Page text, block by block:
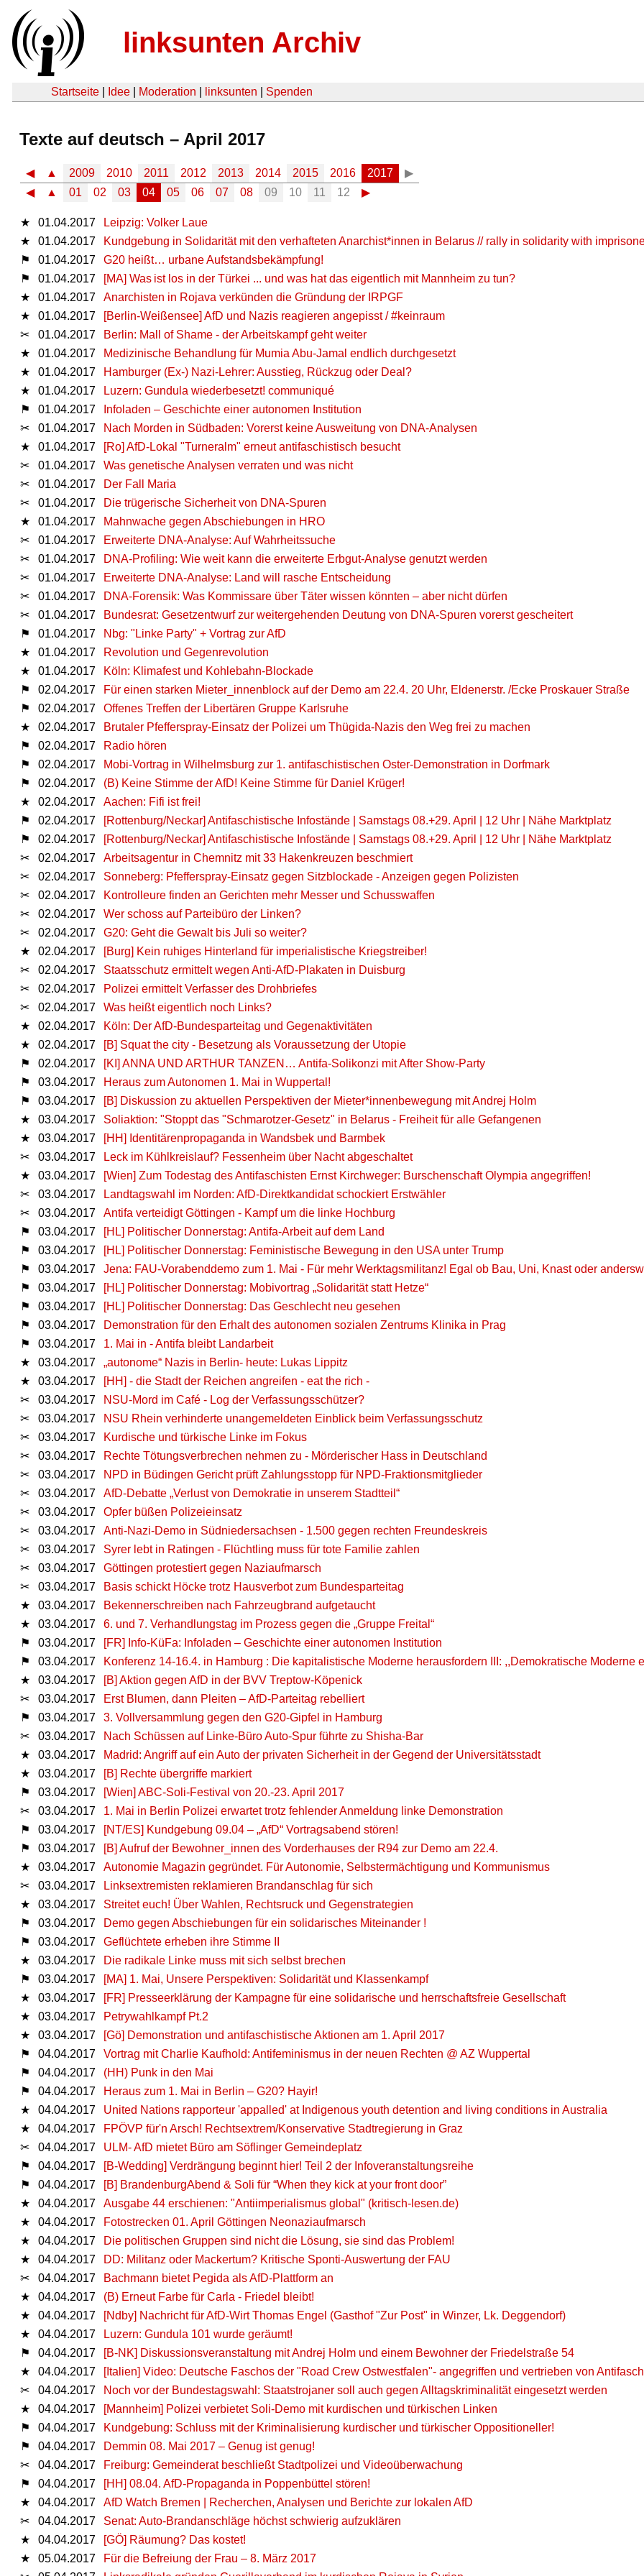
linksunten Archiv
Startseite Idee Moderation linksunten Spenden
Texte auf deutsch – April 2017
◀ ▲ 2009 2010 2011 2012 2013 2014 2015 2016 2017
▶
◀
▲ 01 02 03 04 05 06 07 08 09 10 11 12 ▶
★ 01.04.2017
Leipzig: Volker Laue
★
01.04.2017
Kundgebung in Solidarität mit den verhafteten Anarchist*innen in Belarus // rally in solidarity with
⚑
01.04.2017
G20 heißt… urbane Aufstandsbekämpfung!
⚑
01.04.2017
[MA] Was ist los in der Türkei ... und was hat das eigentlich mit Mannheim zu tun?
★
01.04.2017
Anarchisten in Rojava verkünden die Gründung der IRPGF
★
01.04.2017
[Berlin-Weißensee] AfD und Nazis reagieren angepisst / #keinraum
✂
01.04.2017
Berlin: Mall of Shame - der Arbeitskampf geht weiter
★
01.04.2017
Medizinische Behandlung für Mumia Abu-Jamal endlich durchgesetzt
★
01.04.2017
Hamburger (Ex-) Nazi-Lehrer: Ausstieg, Rückzug oder Deal?
★
01.04.2017
Luzern: Gundula wiederbesetzt! communiqué
⚑
01.04.2017
Infoladen – Geschichte einer autonomen Institution
✂
01.04.2017
Nach Morden in Südbaden: Vorerst keine Ausweitung von DNA-Analysen
★
01.04.2017
[Ro] AfD-Lokal "Turneralm" erneut antifaschistisch besucht
✂
01.04.2017
Was genetische Analysen verraten und was nicht
✂
01.04.2017
Der Fall Maria
✂
01.04.2017
Die trügerische Sicherheit von DNA-Spuren
★
01.04.2017
Mahnwache gegen Abschiebungen in HRO
✂
01.04.2017
Erweiterte DNA-Analyse: Auf Wahrheitssuche
✂
01.04.2017
DNA-Profiling: Wie weit kann die erweiterte Erbgut-Analyse genutzt werden
✂
01.04.2017
Erweiterte DNA-Analyse: Land will rasche Entscheidung
✂
01.04.2017
DNA-Forensik: Was Kommissare über Täter wissen könnten – aber nicht dürfen
✂
01.04.2017
Bundesrat: Gesetzentwurf zur weitergehenden Deutung von DNA-Spuren vorerst gescheitert
⚑
01.04.2017
Nbg: "Linke Party" + Vortrag zur AfD
★
01.04.2017
Revolution und Gegenrevolution
★
01.04.2017
Köln: Klimafest und Kohlebahn-Blockade
⚑
02.04.2017
Für einen starken Mieter_innenblock auf der Demo am 22.4. 20 Uhr, Eldenerstr. /Ecke Proskauer Straße
⚑
02.04.2017
Offenes Treffen der Libertären Gruppe Karlsruhe
★
02.04.2017
Brutaler Pfefferspray-Einsatz der Polizei um Thügida-Nazis den Weg frei zu machen
⚑
02.04.2017
Radio hören
⚑
02.04.2017
Mobi-Vortrag in Wilhelmsburg zur 1. antifaschistischen Oster-Demonstration in Dorfmark
⚑
02.04.2017
(B) Keine Stimme der AfD! Keine Stimme für Daniel Krüger!
★
02.04.2017
Aachen: Fifi ist frei!
⚑
02.04.2017
[Rottenburg/Neckar] Antifaschistische Infostände | Samstags 08.+29. April | 12 Uhr | Nähe Marktplatz
⚑
02.04.2017
[Rottenburg/Neckar] Antifaschistische Infostände | Samstags 08.+29. April | 12 Uhr | Nähe Marktplatz
✂
02.04.2017
Arbeitsagentur in Chemnitz mit 33 Hakenkreuzen beschmiert
✂
02.04.2017
Sonneberg: Pfefferspray-Einsatz gegen Sitzblockade - Anzeigen gegen Polizisten
✂
02.04.2017
Kontrolleure finden an Gerichten mehr Messer und Schusswaffen
✂
02.04.2017
Wer schoss auf Parteibüro der Linken?
✂
02.04.2017
G20: Geht die Gewalt bis Juli so weiter?
★
02.04.2017
[Burg] Kein ruhiges Hinterland für imperialistische Kriegstreiber!
✂
02.04.2017
Staatsschutz ermittelt wegen Anti-AfD-Plakaten in Duisburg
✂
02.04.2017
Polizei ermittelt Verfasser des Drohbriefes
✂
02.04.2017
Was heißt eigentlich noch Links?
★
02.04.2017
Köln: Der AfD-Bundesparteitag und Gegenaktivitäten
★
02.04.2017
[B] Squat the city - Besetzung als Voraussetzung der Utopie
⚑
02.04.2017
[KI] ANNA UND ARTHUR TANZEN… Antifa-Solikonzi mit After Show-Party
⚑
03.04.2017
Heraus zum Autonomen 1. Mai in Wuppertal!
⚑
03.04.2017
[B] Diskussion zu aktuellen Perspektiven der Mieter*innenbewegung mit Andrej Holm
★
03.04.2017
Soliaktion: "Stoppt das "Schmarotzer-Gesetz" in Belarus - Freiheit für alle Gefangenen
★
03.04.2017
[HH] Identitärenpropaganda in Wandsbek und Barmbek
✂
03.04.2017
Leck im Kühlkreislauf? Fessenheim über Nacht abgeschaltet
★
03.04.2017
[Wien] Zum Todestag des Antifaschisten Ernst Kirchweger: Burschenschaft Olympia angegriffen!
✂
03.04.2017
Landtagswahl im Norden: AfD-Direktkandidat schockiert Erstwähler
✂
03.04.2017
Antifa verteidigt Göttingen - Kampf um die linke Hochburg
⚑
03.04.2017
[HL] Politischer Donnerstag: Antifa-Arbeit auf dem Land
⚑
03.04.2017
[HL] Politischer Donnerstag: Feministische Bewegung in den USA unter Trump
⚑
03.04.2017
Jena: FAU-Vorabenddemo zum 1. Mai - Für mehr Werktagsmilitanz! Egal ob Bau, Uni, Knast oder
⚑
03.04.2017
[HL] Politischer Donnerstag: Mobivortrag „Solidarität statt Hetze“
⚑
03.04.2017
[HL] Politischer Donnerstag: Das Geschlecht neu gesehen
⚑
03.04.2017
Demonstration für den Erhalt des autonomen sozialen Zentrums Klinika in Prag
⚑
03.04.2017
1. Mai in - Antifa bleibt Landarbeit
★
03.04.2017
„autonome“ Nazis in Berlin- heute: Lukas Lippitz
★
03.04.2017
[HH] - die Stadt der Reichen angreifen - eat the rich -
✂
03.04.2017
NSU-Mord im Café - Log der Verfassungsschützer?
✂
03.04.2017
NSU Rhein verhinderte unangemeldeten Einblick beim Verfassungsschutz
✂
03.04.2017
Kurdische und türkische Linke im Fokus
✂
03.04.2017
Rechte Tötungsverbrechen nehmen zu - Mörderischer Hass in Deutschland
✂
03.04.2017
NPD in Büdingen Gericht prüft Zahlungsstopp für NPD-Fraktionsmitglieder
✂
03.04.2017
AfD-Debatte „Verlust von Demokratie in unserem Stadtteil“
✂
03.04.2017
Opfer büßen Polizeieinsatz
✂
03.04.2017
Anti-Nazi-Demo in Südniedersachsen - 1.500 gegen rechten Freundeskreis
✂
03.04.2017
Syrer lebt in Ratingen - Flüchtling muss für tote Familie zahlen
✂
03.04.2017
Göttingen protestiert gegen Naziaufmarsch
✂
03.04.2017
Basis schickt Höcke trotz Hausverbot zum Bundesparteitag
★
03.04.2017
Bekennerschreiben nach Fahrzeugbrand aufgetaucht
★
03.04.2017
6. und 7. Verhandlungstag im Prozess gegen die „Gruppe Freital“
⚑
03.04.2017
[FR] Info-KüFa: Infoladen – Geschichte einer autonomen Institution
⚑
03.04.2017
Konferenz 14-16.4. in Hamburg : Die kapitalistische Moderne herausfordern III: ,,Demokratische
★
03.04.2017
[B] Aktion gegen AfD in der BVV Treptow-Köpenick
✂
03.04.2017
Erst Blumen, dann Pleiten – AfD-Parteitag rebelliert
⚑
03.04.2017
3. Vollversammlung gegen den G20-Gipfel in Hamburg
✂
03.04.2017
Nach Schüssen auf Linke-Büro Auto-Spur führte zu Shisha-Bar
★
03.04.2017
Madrid: Angriff auf ein Auto der privaten Sicherheit in der Gegend der Universitätsstadt
★
03.04.2017
[B] Rechte übergriffe markiert
⚑
03.04.2017
[Wien] ABC-Soli-Festival von 20.-23. April 2017
✂
03.04.2017
1. Mai in Berlin Polizei erwartet trotz fehlender Anmeldung linke Demonstration
⚑
03.04.2017
[NT/ES] Kundgebung 09.04 – „AfD“ Vortragsabend stören!
⚑
03.04.2017
[B] Aufruf der Bewohner_innen des Vorderhauses der R94 zur Demo am 22.4.
★
03.04.2017
Autonomie Magazin gegründet. Für Autonomie, Selbstermächtigung und Kommunismus
✂
03.04.2017
Linksextremisten reklamieren Brandanschlag für sich
★
03.04.2017
Streitet euch! Über Wahlen, Rechtsruck und Gegenstrategien
⚑
03.04.2017
Demo gegen Abschiebungen für ein solidarisches Miteinander !
⚑
03.04.2017
Geflüchtete erheben ihre Stimme II
★
03.04.2017
Die radikale Linke muss mit sich selbst brechen
⚑
03.04.2017
[MA] 1. Mai, Unsere Perspektiven: Solidarität und Klassenkampf
★
03.04.2017
[FR] Presseerklärung der Kampagne für eine solidarische und herrschaftsfreie Gesellschaft
★
03.04.2017
Petrywahlkampf Pt.2
★
03.04.2017
[Gö] Demonstration und antifaschistische Aktionen am 1. April 2017
⚑
04.04.2017
Vortrag mit Charlie Kaufhold: Antifeminismus in der neuen Rechten @ AZ Wuppertal
⚑
04.04.2017
(HH) Punk in den Mai
⚑
04.04.2017
Heraus zum 1. Mai in Berlin – G20? Hayir!
★
04.04.2017
United Nations rapporteur 'appalled' at Indigenous youth detention and living conditions in Australia
★
04.04.2017
FPÖVP für'n Arsch! Rechtsextrem/Konservative Stadtregierung in Graz
✂
04.04.2017
ULM- AfD mietet Büro am Söflinger Gemeindeplatz
⚑
04.04.2017
[B-Wedding] Verdrängung beginnt hier! Teil 2 der Infoveranstaltungsreihe
⚑
04.04.2017
[B] BrandenburgAbend & Soli für “When they kick at your front door”
★
04.04.2017
Ausgabe 44 erschienen: "Antiimperialismus global" (kritisch-lesen.de)
★
04.04.2017
Fotostrecken 01. April Göttingen Neonaziaufmarsch
★
04.04.2017
Die politischen Gruppen sind nicht die Lösung, sie sind das Problem!
★
04.04.2017
DD: Militanz oder Mackertum? Kritische Sponti-Auswertung der FAU
✂
04.04.2017
Bachmann bietet Pegida als AfD-Plattform an
★
04.04.2017
(B) Erneut Farbe für Carla - Friedel bleibt!
★
04.04.2017
[Ndby] Nachricht für AfD-Wirt Thomas Engel (Gasthof "Zur Post" in Winzer, Lk. Deggendorf)
★
04.04.2017
Luzern: Gundula 101 wurde geräumt!
⚑
04.04.2017
[B-NK] Diskussionsveranstaltung mit Andrej Holm und einem Bewohner der Friedelstraße 54
★
04.04.2017
[Italien] Video: Deutsche Faschos der "Road Crew Ostwestfalen"- angegriffen und vertrieben von
✂
04.04.2017
Noch vor der Bundestagswahl: Staatstrojaner soll auch gegen Alltagskriminalität eingesetzt werden
★
04.04.2017
[Mannheim] Polizei verbietet Soli-Demo mit kurdischen und türkischen Linken
⚑
04.04.2017
Kundgebung: Schluss mit der Kriminalisierung kurdischer und türkischer Oppositioneller!
⚑
04.04.2017
Demmin 08. Mai 2017 – Genug ist genug!
✂
04.04.2017
Freiburg: Gemeinderat beschließt Stadtpolizei und Videoüberwachung
⚑
04.04.2017
[HH] 08.04. AfD-Propaganda in Poppenbüttel stören!
★
04.04.2017
AfD Watch Bremen | Recherchen, Analysen und Berichte zur lokalen AfD
✂
04.04.2017
Senat: Auto-Brandanschläge höchst schwierig aufzuklären
★
04.04.2017
[GÖ] Räumung? Das kostet!
★
05.04.2017
Für die Befreiung der Frau – 8. März 2017